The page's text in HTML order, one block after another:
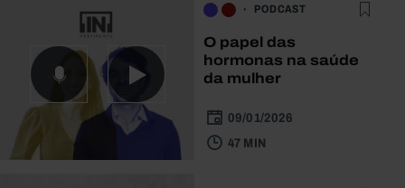
PODCAST
O papel das
hormonas na saúde
da mulher
09/01/2026
47 MIN